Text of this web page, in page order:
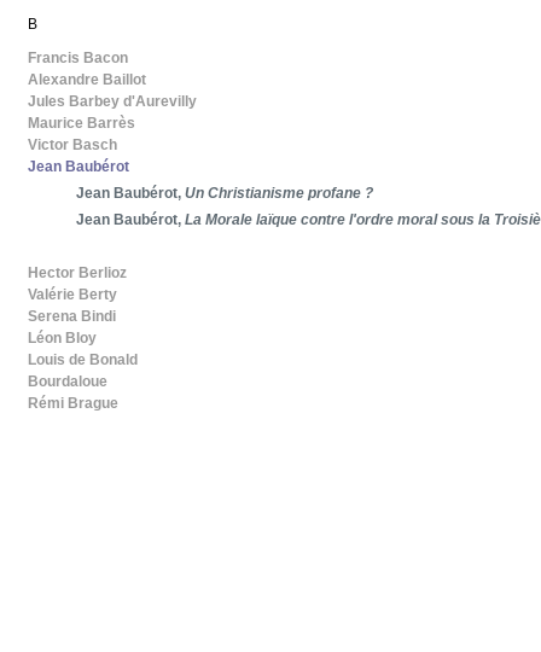
B
Francis Bacon
Alexandre Baillot
Jules Barbey d'Aurevilly
Maurice Barrès
Victor Basch
Jean Baubérot
Jean Baubérot, Un Christianisme profane ?
Jean Baubérot, La Morale laïque contre l'ordre moral sous la
Hector Berlioz
Valérie Berty
Serena Bindi
Léon Bloy
Louis de Bonald
Bourdaloue
Rémi Brague